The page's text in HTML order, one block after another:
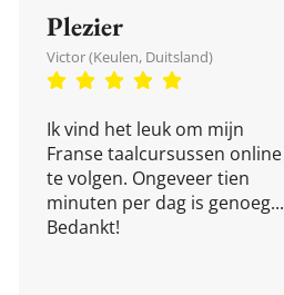
Plezier
Victor (Keulen, Duitsland)
Ik vind het leuk om mijn
Franse taalcursussen online
te volgen. Ongeveer tien
minuten per dag is genoeg...
Bedankt!